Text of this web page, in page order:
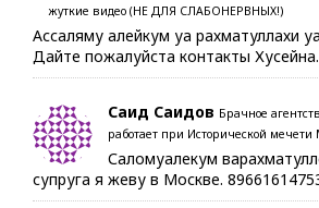
жуткие видео (НЕ ДЛЯ СЛАБОНЕРВНЫХ!)
Ассаляму алейкум уа рахматуллахи
Дайте пожалуйста контакты
Саид Саидов Брачное
работает при Исторической мечети
Саломуалекум
супруга я жеву в Москве.